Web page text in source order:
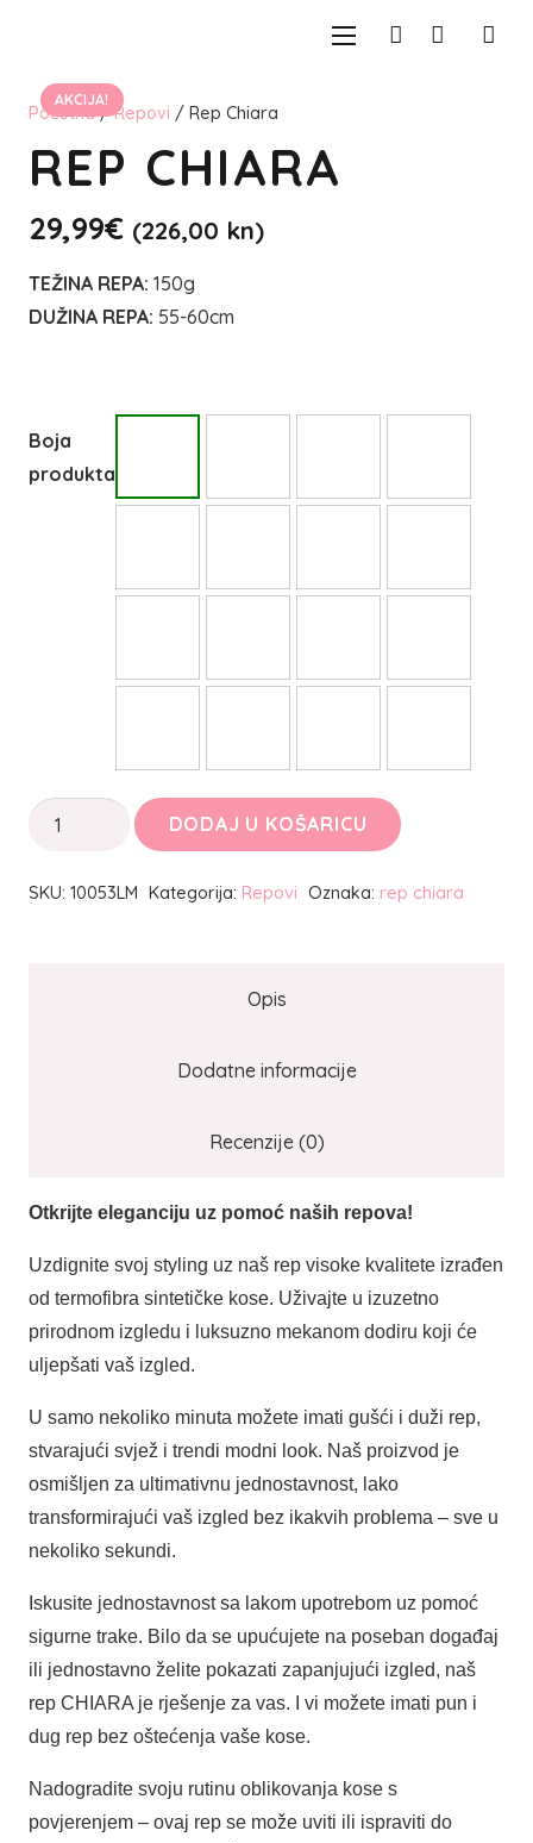
AKCIJA!
Početna/Repovi / Rep Chiara
REP CHIARA
29,99€ (226,00 kn)
TEŽINA REPA: 150g
DUŽINA REPA: 55-60cm
Boja
produkta
Rep
količina
DODAJ U KOŠARICU
SKU: 10053LM Kategorija: Repovi Oznaka: rep chiara
Opis
Dodatne informacije
Recenzije (0)
Otkrijte eleganciju uz pomoć naših repova!
Uzdignite svoj styling uz naš rep visoke kvalitete izrađen
od termofibra sintetičke kose. Uživajte u izuzetno
prirodnom izgledu i luksuzno mekanom dodiru koji će
uljepšati vaš izgled.
U samo nekoliko minuta možete imati gušći i duži rep,
stvarajući svjež i trendi modni look. Naš proizvod je
osmišljen za ultimativnu jednostavnost, lako
transformirajući vaš izgled bez ikakvih problema – sve u
nekoliko sekundi.
Iskusite jednostavnost sa lakom upotrebom uz pomoć
sigurne trake. Bilo da se upućujete na poseban događaj
ili jednostavno želite pokazati zapanjujući izgled, naš
rep CHIARA je rješenje za vas. I vi možete imati pun i
dug rep bez oštećenja vaše kose.
Nadogradite svoju rutinu oblikovanja kose s
povjerenjem – ovaj rep se može uviti ili ispraviti do